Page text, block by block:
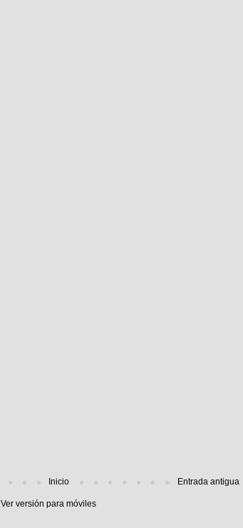
Entrada antigua
Inicio
Ver versión para móviles